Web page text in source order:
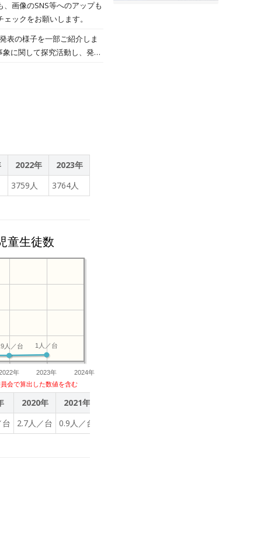
学習しているようです。皆
シンチャレンジ！ 肝が据
！（校長 上田 玲子）
りです。 さて、本日の写
トでタイピング？スクラッ
画像のSNS等へのアップも
ックをお願いします。
表の様子を一部ご紹介しま
に関して探究活動し、発表
2022年
2023年
3759人 3764人
童生徒数
年 2023年 2024年
1人／台
人／台
会で算出した数値を含む
2020年 2021年
台 2.7人／台 0.9人／台